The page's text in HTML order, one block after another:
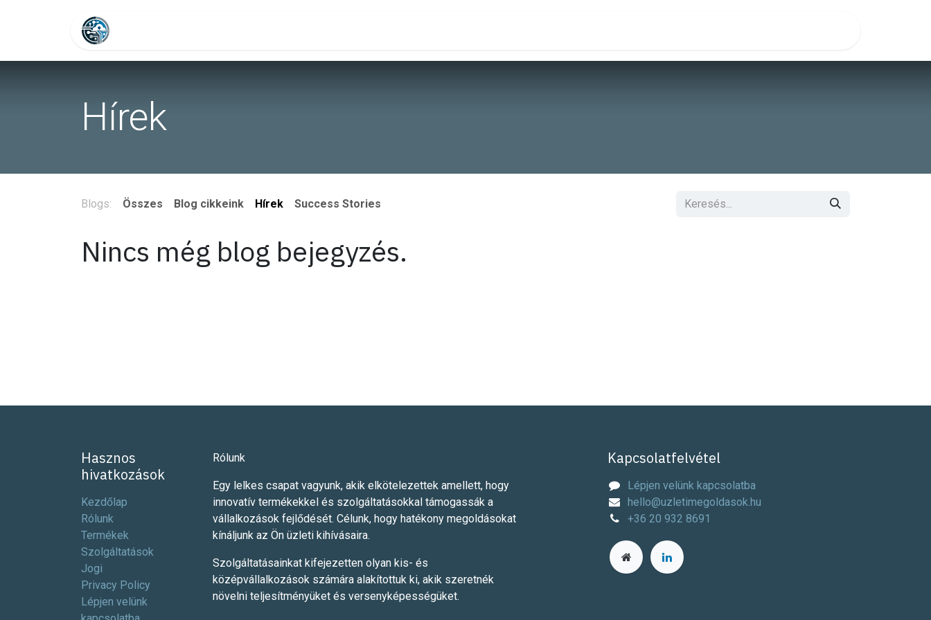
Hírek
Blogs: Összes Blog cikkeink Hírek Success Stories
Nincs még blog bejegyzés.
Hasznos
hivatkozások
Kezdőlap
Rólunk
Termékek
Szolgáltatások
Jogi
Privacy Policy
Lépjen velünk
Rólunk
Egy lelkes csapat vagyunk, akik elkötelezettek amellett, hogy
innovatív termékekkel és szolgáltatásokkal támogassák a
vállalkozások fejlődését. Célunk, hogy hatékony megoldásokat
kínáljunk az Ön üzleti kihívásaira.
Szolgáltatásainkat kifejezetten olyan kis- és
középvállalkozások számára alakítottuk ki, akik szeretnék
növelni teljesítményüket és versenyképességüket.
Kapcsolatfelvétel
Lépjen velünk kapcsolatba
hello@uzletimegoldasok.hu
+36 20 932 8691